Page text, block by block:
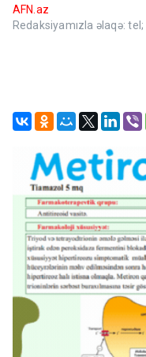
AFN.az
Redaksiyamızla əlaqə: